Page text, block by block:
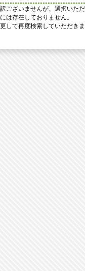
ございませんが、選択いた
は存在しておりません。
して再度検索していただき